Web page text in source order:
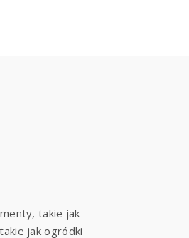
takie jak
jak ogródki